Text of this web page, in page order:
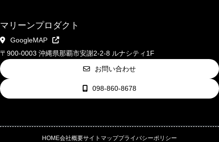
マリーンプロダクト
GoogleMAP
〒900-0003 沖縄県那覇市安謝2-2-8 ルナシティ1F
お問い合わせ
098-860-8678
HOME会社概要サイトマッププライバシーポリシー